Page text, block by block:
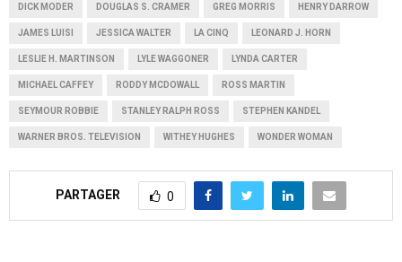
DICK MODER DOUGLAS S. CRAMER GREG MORRIS HENRY DARROW
JAMES LUISI JESSICA WALTER LA CINQ LEONARD J. HORN
LESLIE H. MARTINSON LYLE WAGGONER LYNDA CARTER
MICHAEL CAFFEY RODDY MCDOWALL ROSS MARTIN
SEYMOUR ROBBIE STANLEY RALPH ROSS STEPHEN KANDEL
WARNER BROS. TELEVISION WITHEY HUGHES WONDER WOMAN
PARTAGER 0